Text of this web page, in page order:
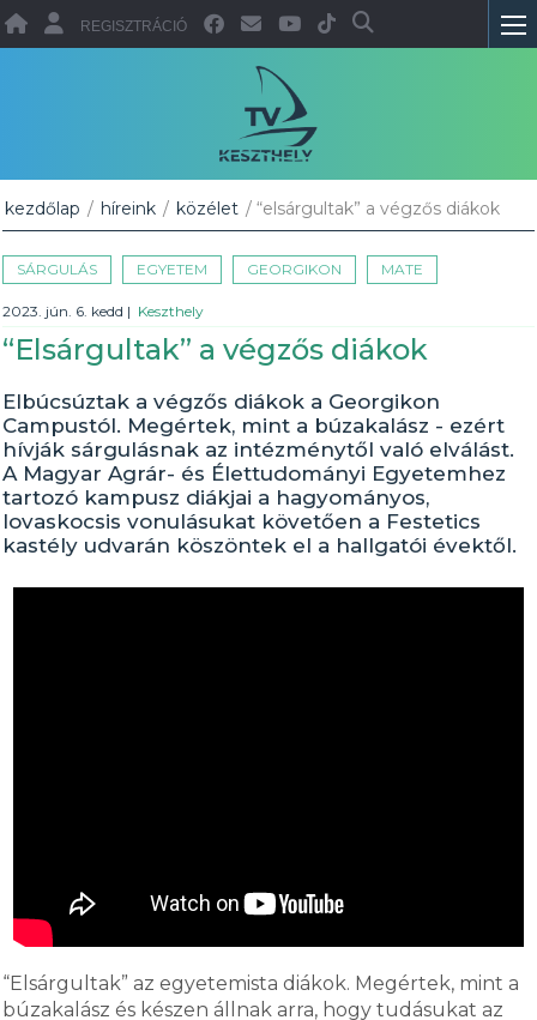
REGISZTRÁCIÓ
kezdőlap / híreink / közélet / “elsárgultak” a végzős diákok
SÁRGULÁS EGYETEM GEORGIKON MATE
2023. jún. 6. kedd | Keszthely
“Elsárgultak” a végzős diákok
Elbúcsúztak a végzős diákok a Georgikon
Campustól. Megértek, mint a búzakalász - ezért
hívják sárgulásnak az intézménytől való elválást.
A Magyar Agrár- és Élettudományi Egyetemhez
tartozó kampusz diákjai a hagyományos,
lovaskocsis vonulásukat követően a Festetics
kastély udvarán köszöntek el a hallgatói évektől.
“Elsárgultak” az egyetemista diákok. Megértek, mint a
búzakalász és készen állnak arra, hogy tudásukat az